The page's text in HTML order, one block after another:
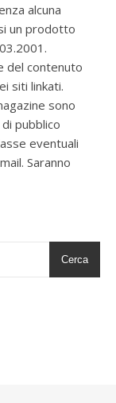
alcuna
un prodotto
del contenuto
siti linkati.
sono
pubblico
eventuali
Saranno
Cerca